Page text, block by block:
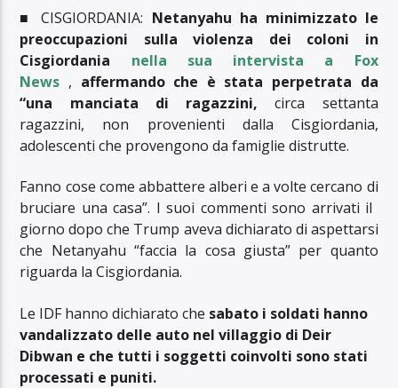
■ CISGIORDANIA: Netanyahu ha minimizzato le
preoccupazioni sulla violenza dei coloni in
Cisgiordania nella sua intervista a Fox
News , affermando che è stata perpetrata da
“una manciata di ragazzini, circa settanta
ragazzini, non provenienti dalla Cisgiordania,
adolescenti che provengono da famiglie distrutte.
Fanno cose come abbattere alberi e a volte cercano di
bruciare una casa”. I suoi commenti sono arrivati ​​il ​​
giorno dopo che Trump aveva dichiarato di aspettarsi
che Netanyahu “faccia la cosa giusta” per quanto
riguarda la Cisgiordania.
Le IDF hanno dichiarato che sabato i soldati hanno
vandalizzato delle auto nel villaggio di Deir
Dibwan e che tutti i soggetti coinvolti sono stati
processati e puniti.